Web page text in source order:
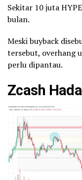
Sekitar 10 juta
bulan.
Meski buyback
tersebut, overhang
perlu dipantau.
Zcash